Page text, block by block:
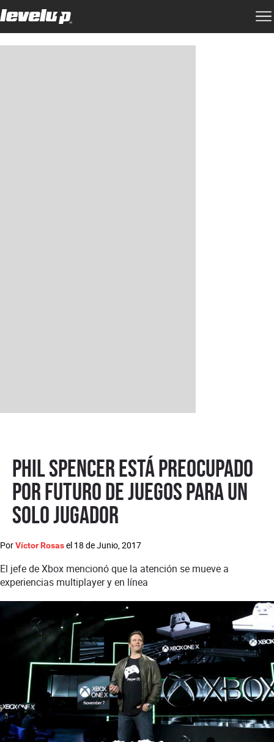
Phil Spencer está preocupado
por futuro de juegos para un
solo jugador
PorVíctor Rosasel 18 de Junio, 2017
El jefe de Xbox mencionó que la atención se mueve a
experiencias multiplayer y en línea